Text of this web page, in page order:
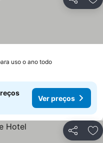
Partilhar
uso o ano todo
Ver preços
Partilhar